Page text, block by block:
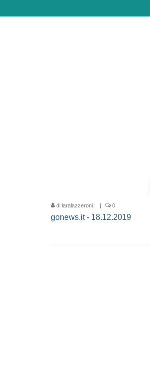
di laralazzeroni | | 0
gonews.it - 18.12.2019